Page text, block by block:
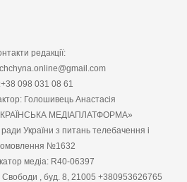
редакції:
098 031 08 61
Голошивець Анастасія
МЕДІАПЛАТФОРМА»
України з питань телебачення і
№1632
медіа: R40-06397
Свободи , буд. 8, 21005 +380953626765